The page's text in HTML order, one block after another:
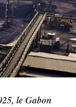
le Gabon